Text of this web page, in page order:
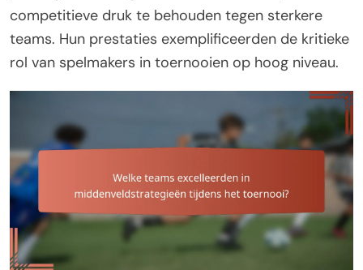
competitieve druk te behouden tegen sterkere
teams. Hun prestaties exemplificeerden de kritieke
rol van spelmakers in toernooien op hoog niveau.